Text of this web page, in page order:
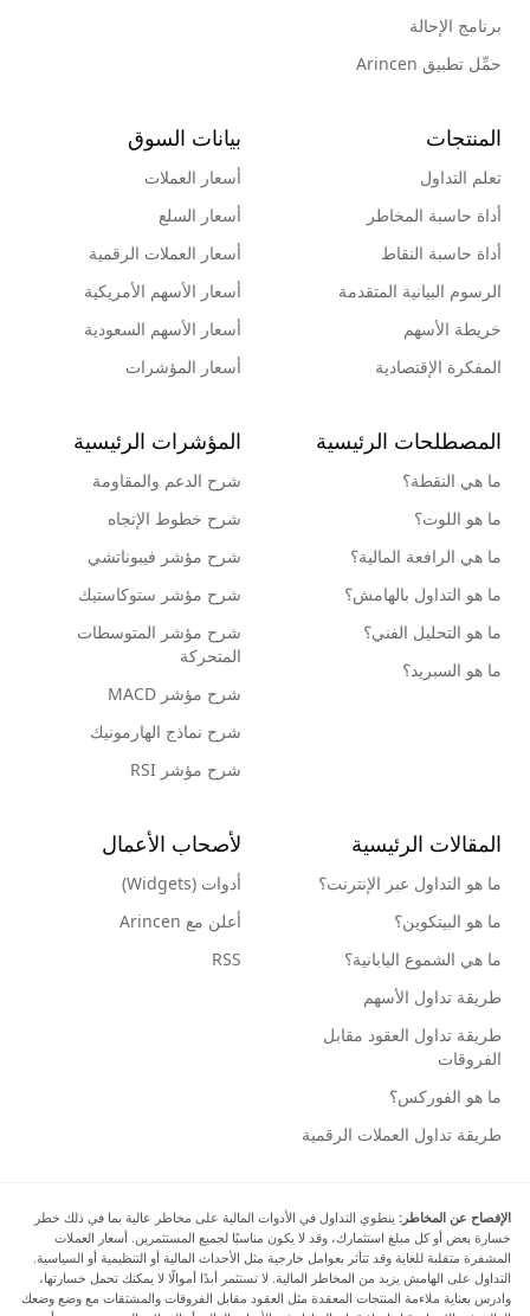
برنامج الإحالة
حمِّل تطبيق Arincen
المنتجات
تعلم التداول
أداة حاسبة المخاطر
أداة حاسبة النقاط
الرسوم البيانية المتقدمة
خريطة الأسهم
المفكرة الإقتصادية
بيانات السوق
أسعار العملات
أسعار السلع
أسعار العملات الرقمية
أسعار الأسهم الأمريكية
أسعار الأسهم السعودية
أسعار المؤشرات
المصطلحات الرئيسية
ما هي النقطة؟
ما هو اللوت؟
ما هي الرافعة المالية؟
ما هو التداول بالهامش؟
ما هو التحليل الفني؟
ما هو السبريد؟
المؤشرات الرئيسية
شرح الدعم والمقاومة
شرح خطوط الإتجاه
شرح مؤشر فيبوناتشي
شرح مؤشر ستوكاستيك
شرح مؤشر المتوسطات
المتحركة
شرح مؤشر MACD
شرح نماذج الهارمونيك
شرح مؤشر RSI
المقالات الرئيسية
ما هو التداول عبر الإنترنت؟
ما هو البيتكوين؟
ما هي الشموع اليابانية؟
طريقة تداول الأسهم
طريقة تداول العقود مقابل
الفروقات
ما هو الفوركس؟
طريقة تداول العملات الرقمية
لأصحاب الأعمال
أدوات (Widgets)
أعلن مع Arincen
RSS
الإفصاح عن المخاطر: ينطوي التداول في الأدوات المالية على مخاطر عالية بما في ذلك خطر
خسارة بعض أو كل مبلغ استثمارك، وقد لا يكون مناسبًا لجميع المستثمرين. أسعار العملات
المشفرة متقلبة للغاية وقد تتأثر بعوامل خارجية مثل الأحداث المالية أو التنظيمية أو السياسية.
التداول على الهامش يزيد من المخاطر المالية. لا تستثمر أبدًا أموالًا لا يمكنك تحمل خسارتها،
وادرس بعناية ملاءمة المنتجات المعقدة مثل العقود مقابل الفروقات والمشتقات مع وضع وضعك